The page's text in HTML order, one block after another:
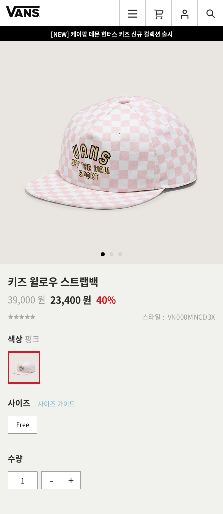
[NEW] 케이팝 데몬 헌터스 키즈 신규 컬렉션 출시
키즈 윌로우 스트랩백
39,000 원 23,400 원 40%
스타일 : VN000MNCD3X
색상 핑크
사이즈 사이즈 가이드
Free
수량
- +